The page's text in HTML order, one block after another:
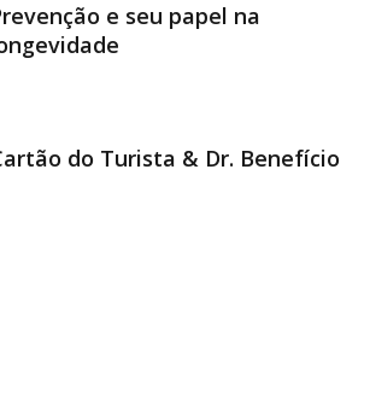
e seu papel na
do Turista & Dr. Benefício